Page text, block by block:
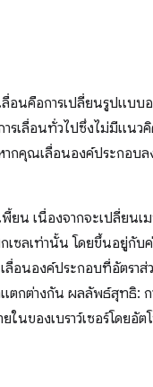
ลื่อนคือการเปลี่ยนรูปแบ
ารเลื่อนทั่วไปซึ่งไม่มีแนว
กคุณเลื่อนองค์ประกอบล
ยน เนื่องจากจะเปลี่ยน
เซลเท่านั้น โดยขึ้นอยู่กับค่
ลื่อนองค์ประกอบที่อัตราส่
กต่างกัน ผลลัพธ์สุทธิ:
นของเบราว์เซอร์โดยอั